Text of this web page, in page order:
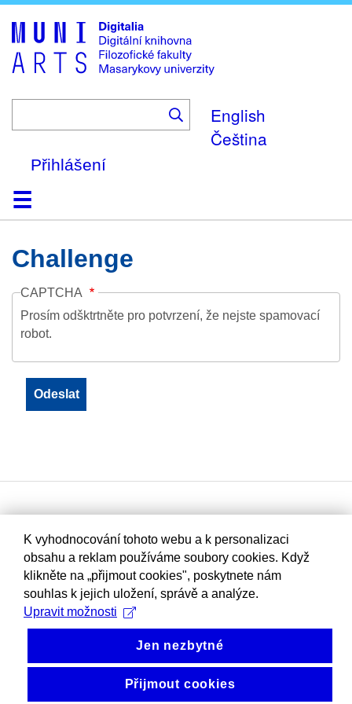
to
main
content
English
Čeština
Přihlášení
DomůKolekce
Prohlížení
Vyhledávání
O platformě
Nápověda
KontaktDigitalia
Challenge
CAPTCHA
Prosím odšktrtněte pro potvrzení, že nejste spamovací
robot.
K vyhodnocování tohoto webu a k personalizaci
obsahu a reklam používáme soubory cookies. Když
klikněte na „přijmout cookies", poskytnete nám
souhlas k jejich uložení, správě a analýze.
Upravit možnosti
Jen nezbytné
Přijmout cookies